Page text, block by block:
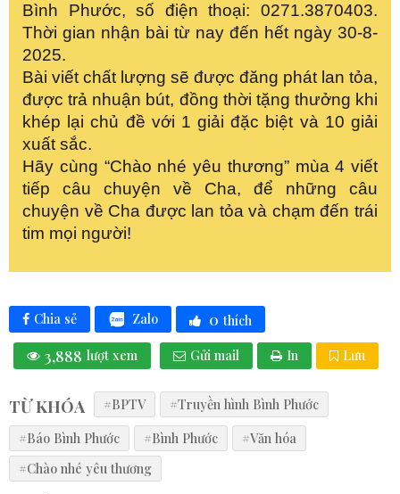
Bình Phước, số điện thoại: 0271.3870403.
Thời gian nhận bài từ nay đến hết ngày 30-8-
2025.
Bài viết chất lượng sẽ được đăng phát lan tỏa,
được trả nhuận bút, đồng thời tặng thưởng khi
khép lại chủ đề với 1 giải đặc biệt và 10 giải
xuất sắc.
Hãy cùng “Chào nhé yêu thương” mùa 4 viết
tiếp câu chuyện về Cha, để những câu
chuyện về Cha được lan tỏa và chạm đến trái
tim mọi người!
Chia sẻ Zalo 0 thích
3,888 lượt xem Gửi mail In Lưu
TỪ KHÓA #BPTV
#Truyền hình Bình Phước
#Báo Bình Phước
#Bình Phước
#Văn hóa
#Chào nhé yêu thương